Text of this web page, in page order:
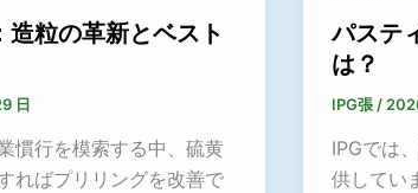
造粒の革新とベスト
日
慣行を模索する中、硫黄
ればプリリングを改善で
パステ
は？
IPG張 /
IPGでは
供してい